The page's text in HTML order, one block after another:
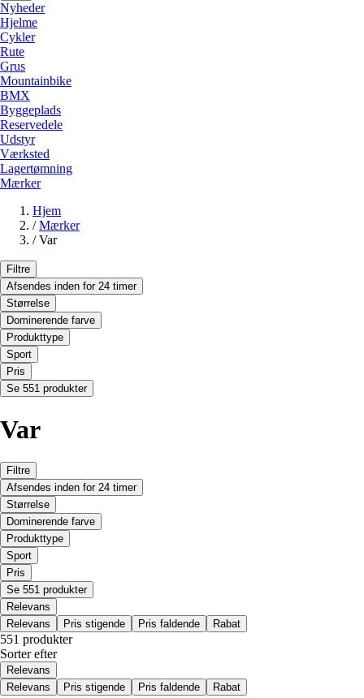
Nyheder
Hjelme
Cykler
Rute
Grus
Mountainbike
BMX
Byggeplads
Reservedele
Udstyr
Værksted
Lagertømning
Mærker
Hjem
/ Mærker
/ Var
Filtre
Afsendes inden for 24 timer
Størrelse
Dominerende farve
Produkttype
Sport
Pris
Se 551 produkter
Var
Filtre
Afsendes inden for 24 timer
Størrelse
Dominerende farve
Produkttype
Sport
Pris
Se 551 produkter
Relevans
Relevans
Pris stigende Pris faldende Rabat
551 produkter
Sorter efter
Relevans
Relevans
Pris stigende Pris faldende Rabat